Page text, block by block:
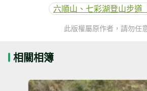
六順山、七彩湖登山步道
此版權屬原作者，請勿任
相關相簿